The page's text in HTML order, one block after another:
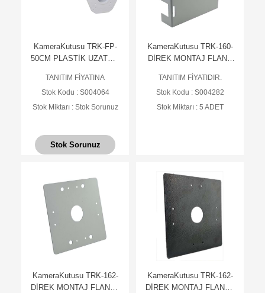
KameraKutusu TRK-FP-
50CM PLASTİK UZATMA
TANITIM FİYATINA
Stok Kodu : S004064
Stok Miktarı : Stok Sorunuz
Stok Sorunuz
KameraKutusu TRK-160-
DİREK MONTAJ FLANŞ
TANITIM FİYATIDIR.
Stok Kodu : S004282
Stok Miktarı : 5 ADET
KameraKutusu TRK-162-
DİREK MONTAJ FLANŞ -
KameraKutusu TRK-162-
DİREK MONTAJ FLANŞ -